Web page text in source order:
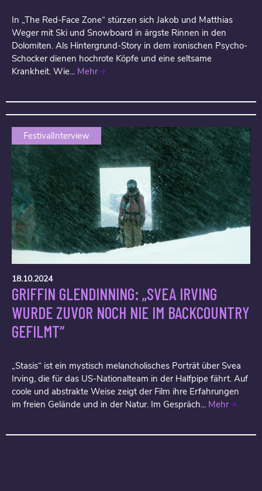
In „The Red-Face Zone“ stürzen sich Jakob und Matthias
Weger mit Ski und Snowboard in ärgste Rinnen in den
Dolomiten. Als Hintergrund-Story in dem ironischen Psycho-
Schocker dienen hochrote Köpfe und eine seltsame
Krankheit. Wie... Mehr
FestivalInterview
18.10.2024
GRIFFIN GLENDINNING: „SVEA IRVING
WURDE ZUVOR NOCH NIE IM BACKCOUNTRY
GEFILMT“
„Stasis“ ist ein mystisch melancholisches Porträt über Svea
Irving, die für das US-Nationalteam in der Halfpipe fährt. Auf
coole und abstrakte Weise zeigt der Film ihre Erfahrungen
im freien Gelände und in der Natur. Im Gespräch... Mehr